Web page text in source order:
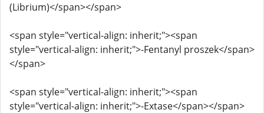
(Librium)</span></span>
<span style="vertical-align: inherit;"><span
style="vertical-align: inherit;">-Fentanyl proszek</span>
</span>
<span style="vertical-align: inherit;"><span
style="vertical-align: inherit;">-Extase</span></span>